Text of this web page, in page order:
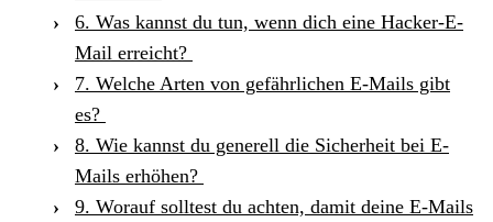
6. Was kannst du tun, wenn dich eine Hacker-E-
Mail erreicht?
7. Welche Arten von gefährlichen E-Mails gibt
es?
8. Wie kannst du generell die Sicherheit bei E-
Mails erhöhen?
9. Worauf solltest du achten, damit deine E-Mails